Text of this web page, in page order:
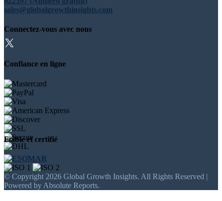
sales@globalgrowthinsights.com
Connectez-vous avec nous
Confiance en ligne
Fiable et certifié
© Copyright 2026 Global Growth Insights. All Rights Reserved |
Powered by Absolute Reports.